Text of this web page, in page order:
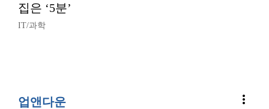
집은 ‘5분’
IT/과학
업앤다운 more_vert